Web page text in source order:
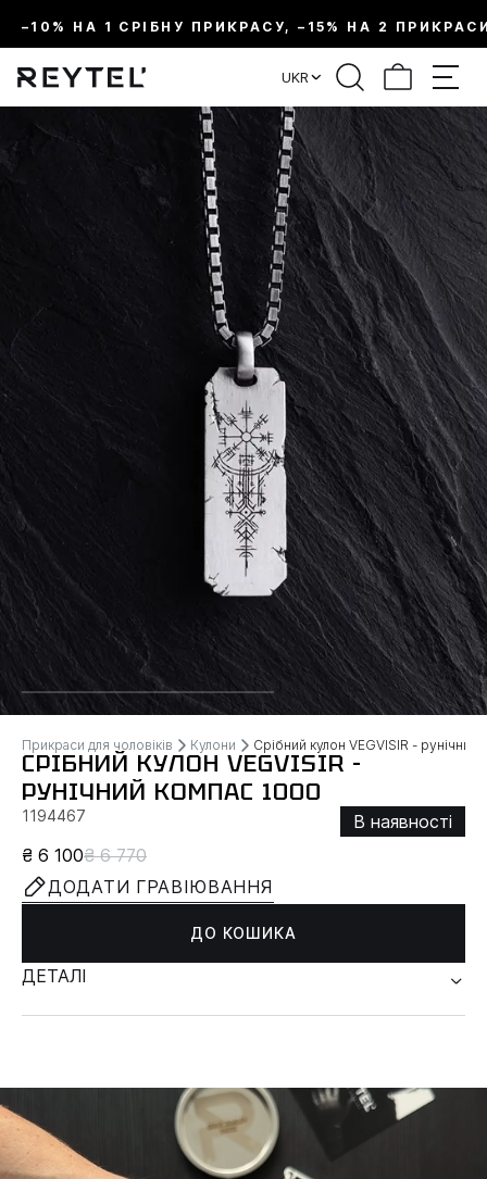
–10% НА 1 СРІБНУ ПРИКРАСУ, –15% НА 2
UKR
Прикраси для чоловіків Кулони Срібний кулон VEGVISIR - рунічний
СРІБНИЙ КУЛОН VEGVISIR -
РУНІЧНИЙ КОМПАС 1000
1194467
В наявності
₴ 6 100₴ 6 770
ДОДАТИ ГРАВІЮВАННЯ
ДО КОШИКА
ДЕТАЛІ